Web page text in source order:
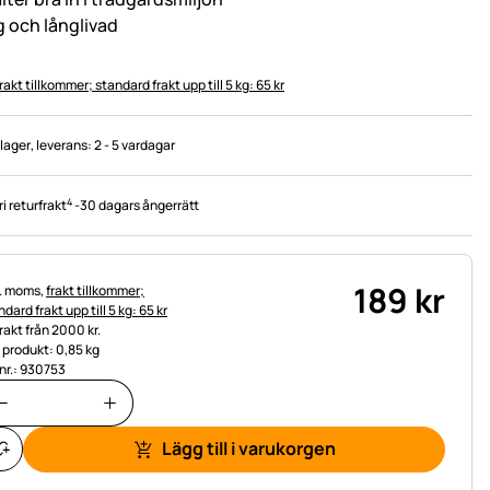
och långlivad
tillkommer; standard frakt upp till 5 kg: 65 kr
, leverans:2 - 5 vardagar
returfrakt4-30 dagars ångerrätt
moms,frakt tillkommer;
frakt upp till 5 kg: 65 kr
från 2000 kr.
0,85 kg
930753
189 kr
Lägg till i varukorgen